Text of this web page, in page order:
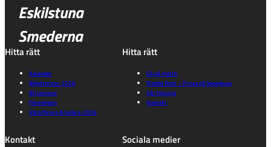
Eskilstuna
Smederna
Hitta rätt
Kalender
Biljettpriser 2026
Bli sponsor
Föreningen
Våra förare & ledare 2026
Hitta rätt
Gå på match
Sladda Runt – Prova på Speedway
Vår historia
Kontakt
Kontakt Sociala medier